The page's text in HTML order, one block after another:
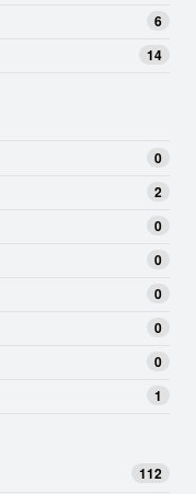
6
14
0
2
0
0
0
0
0
1
112